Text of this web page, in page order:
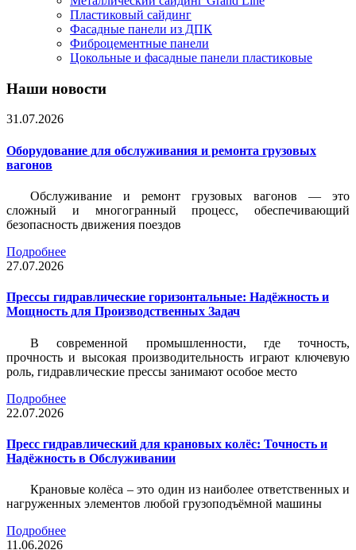
Пластиковый сайдинг
Фасадные панели из ДПК
Фиброцементные панели
Цокольные и фасадные панели пластиковые
Наши новости
31.07.2026
Оборудование для обслуживания и ремонта грузовых
вагонов
Обслуживание и ремонт грузовых вагонов — это
сложный и многогранный процесс, обеспечивающий
безопасность движения поездов
Подробнее
27.07.2026
Прессы гидравлические горизонтальные: Надёжность и
Мощность для Производственных Задач
В современной промышленности, где точность,
прочность и высокая производительность играют ключевую
роль, гидравлические прессы занимают особое место
Подробнее
22.07.2026
Пресс гидравлический для крановых колёс: Точность и
Надёжность в Обслуживании
Крановые колёса – это один из наиболее ответственных и
нагруженных элементов любой грузоподъёмной машины
Подробнее
11.06.2026